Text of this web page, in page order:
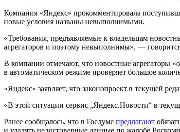
Компания «Яндекс» прокомментировала
новые условия названы невыполнимыми.
«Требования, предъявляемые к владельцам
агрегаторов и поэтому невыполнимы», —
В компании отмечают, что новостные агрегаторы
в автоматическом режиме проверяет большое
«Яндекс» заявляет, что законопроект в текущей
«В этой ситуации сервис „Яндекс.Новости“ в
Ранее сообщалось, что в Госдуме предлагают
и удалять недостоверные данные по жалобе